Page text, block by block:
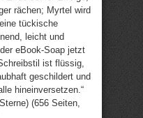
rächen; Myrtel wird
tückische
leicht und
eBook-Soap jetzt
ist flüssig,
geschildert und
hineinversetzen.“
(656 Seiten,